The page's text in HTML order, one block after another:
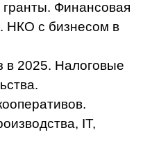
Финансовая
НКО с бизнесом в
в 2025. Налоговые
IT,